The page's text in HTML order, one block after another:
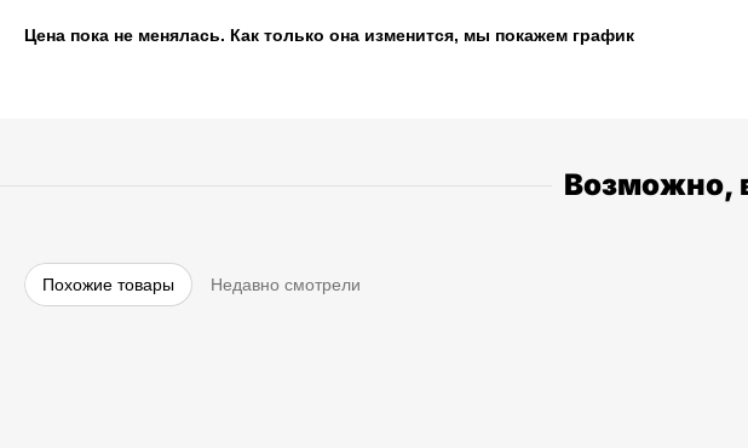
Цена пока не менялась. Как только она изменится, мы покажем график
Возможно,
Похожие товары Недавно смотрели